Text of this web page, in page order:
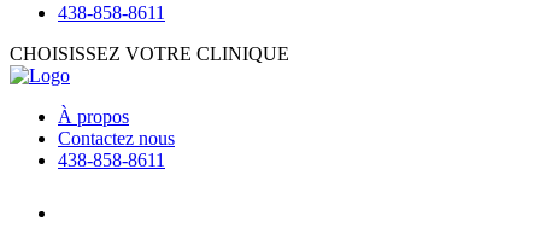
438-858-8611
CHOISISSEZ VOTRE CLINIQUE
À propos
Contactez nous
438-858-8611